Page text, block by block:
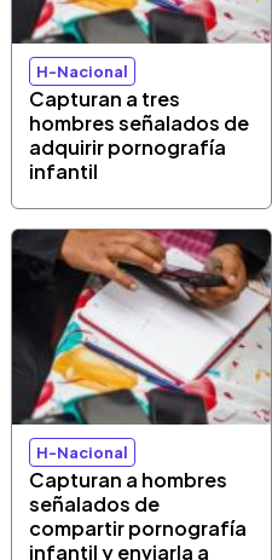
H-Nacional
Capturan a tres
hombres señalados de
adquirir pornografía
infantil
H-Nacional
Capturan a hombres
señalados de
compartir pornografía
infantil y enviarla a